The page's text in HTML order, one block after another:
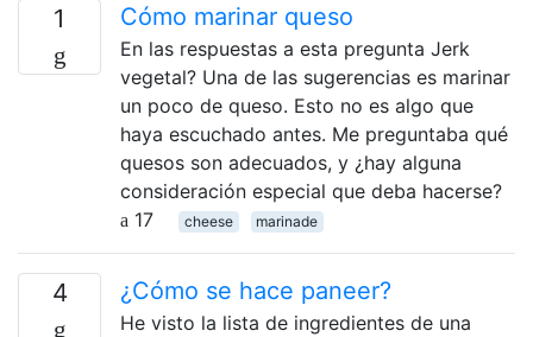
1 Cómo marinar queso
En las respuestas a esta pregunta Jerk
vegetal? Una de las sugerencias es marinar
un poco de queso. Esto no es algo que
haya escuchado antes. Me preguntaba qué
quesos son adecuados, y ¿hay alguna
consideración especial que deba hacerse?
17
cheese marinade
4 ¿Cómo se hace paneer?
He visto la lista de ingredientes de una